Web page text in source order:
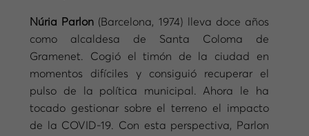
Núria Parlon (Barcelona, 1974) lleva doce años
como alcaldesa de Santa Coloma de
Gramenet. Cogió el timón de la ciudad en
momentos difíciles y consiguió recuperar el
pulso de la política municipal. Ahora le ha
tocado gestionar sobre el terreno el impacto
de la COVID-19. Con esta perspectiva, Parlon